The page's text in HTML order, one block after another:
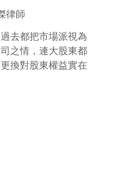
律師
去都把市場派視為
之情，連大股東都
換對股東權益實在